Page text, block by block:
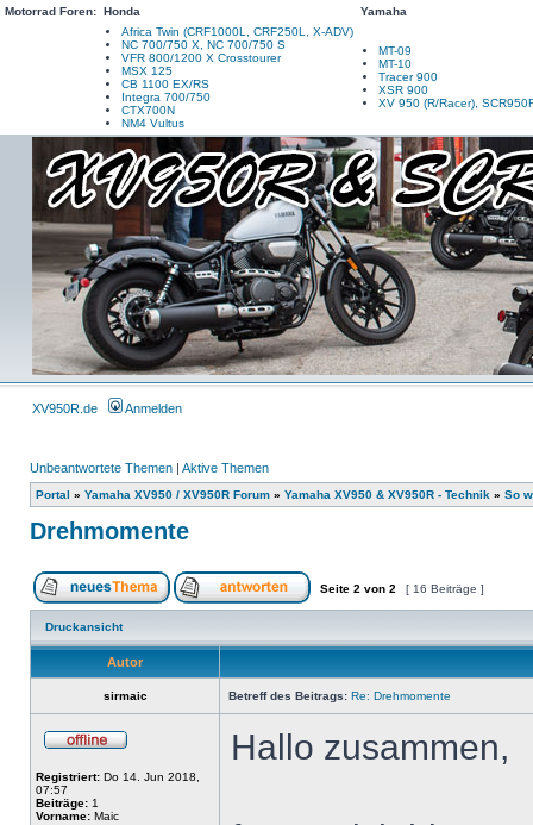
Motorrad Foren: Honda
Yamaha
Africa Twin (CRF1000L, CRF250L, X-ADV)
NC 700/750 X, NC 700/750 S
VFR 800/1200 X Crosstourer
MSX 125
CB 1100 EX/RS
Integra 700/750
CTX700N
NM4 Vultus
MT-09
MT-10
Tracer 900
XSR 900
XV 950 (R/Racer),
XV950R.de Anmelden
Unbeantwortete Themen | Aktive Themen
Portal » Yamaha XV950 / XV950R Forum » Yamaha XV950 & XV950R - Technik » So
Drehmomente
Seite 2 von 2 [ 16 Beiträge ]
Druckansicht
Autor
sirmaic Betreff des Beitrags: Re: Drehmomente
Registriert: Do 14. Jun 2018,
07:57
Beiträge: 1
Vorname: Maic
Hallo zusammen,